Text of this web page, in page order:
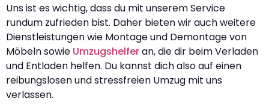
Uns ist es wichtig, dass du mit unserem Service
rundum zufrieden bist. Daher bieten wir auch weitere
Dienstleistungen wie Montage und Demontage von
Möbeln sowie Umzugshelferan, die dir beim Verladen
und Entladen helfen. Du kannst dich also auf einen
reibungslosen und stressfreien Umzug mit uns
verlassen.